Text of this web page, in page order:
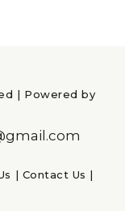
| Powered by
| Contact Us |